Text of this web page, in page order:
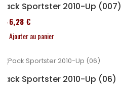
Pack Sportster 2010-Up (007)
246,28 €
Ajouter au panier
Pack Sportster 2010-Up (06)